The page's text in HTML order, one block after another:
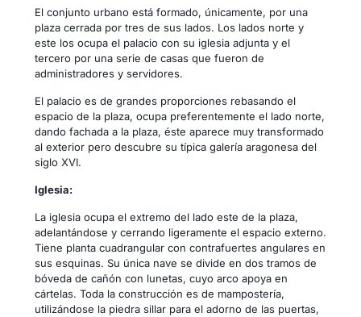
El conjunto urbano está formado, únicamente, por una
plaza cerrada por tres de sus lados. Los lados norte y
este los ocupa el palacio con su iglesia adjunta y el
tercero por una serie de casas que fueron de
administradores y servidores.
El palacio es de grandes proporciones rebasando el
espacio de la plaza, ocupa preferentemente el lado norte,
dando fachada a la plaza, éste aparece muy transformado
al exterior pero descubre su típica galería aragonesa del
siglo XVI.
Iglesia:
La iglesia ocupa el extremo del lado este de la plaza,
adelantándose y cerrando ligeramente el espacio externo.
Tiene planta cuadrangular con contrafuertes angulares en
sus esquinas. Su única nave se divide en dos tramos de
bóveda de cañón con lunetas, cuyo arco apoya en
cártelas. Toda la construcción es de mampostería,
utilizándose la piedra sillar para el adorno de las puertas,